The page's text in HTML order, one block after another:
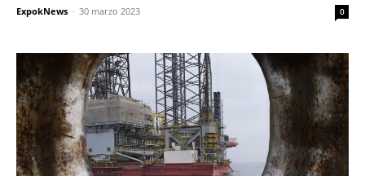
ExpokNews - 30 marzo 2023 0